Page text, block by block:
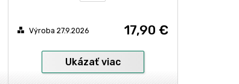
Výroba 27.9.2026 17,90 €
Ukázať viac